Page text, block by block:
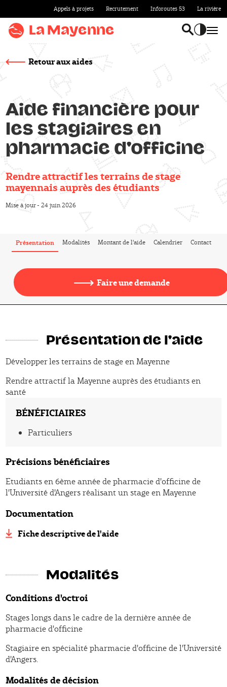
contenu
menu
recherche
Accentuer
le
contraste
Appels à projets Recrutement Inforoutes 53 La rivière
La Mayenne Basculer
Retour aux aides
Title
Aide financière pour
les stagiaires en
pharmacie d'officine
Sous-titre
Rendre attractif les terrains de stage
mayennais auprès des étudiants
Mise à jour - 24 juin 2026
Présentation Modalités Montant de l'aide Calendrier Contact
Faire une demande
Présentation de l'aide
Présentation
Développer les terrains de stage en Mayenne
Rendre attractif la Mayenne auprès des étudiants en
santé
BÉNÉFICIAIRES
Particuliers
Précisions bénéficiaires
Etudiants en 6ème année de pharmacie d'officine de
l'Université d'Angers réalisant un stage en Mayenne
Documentation
Fiche descriptive de l'aide
Modalités
Conditions d'octroi
Stages longs dans le cadre de la dernière année de
pharmacie d'officine
Stagiaire en spécialité pharmacie d'officine de l'Université
d'Angers.
Modalités de décision